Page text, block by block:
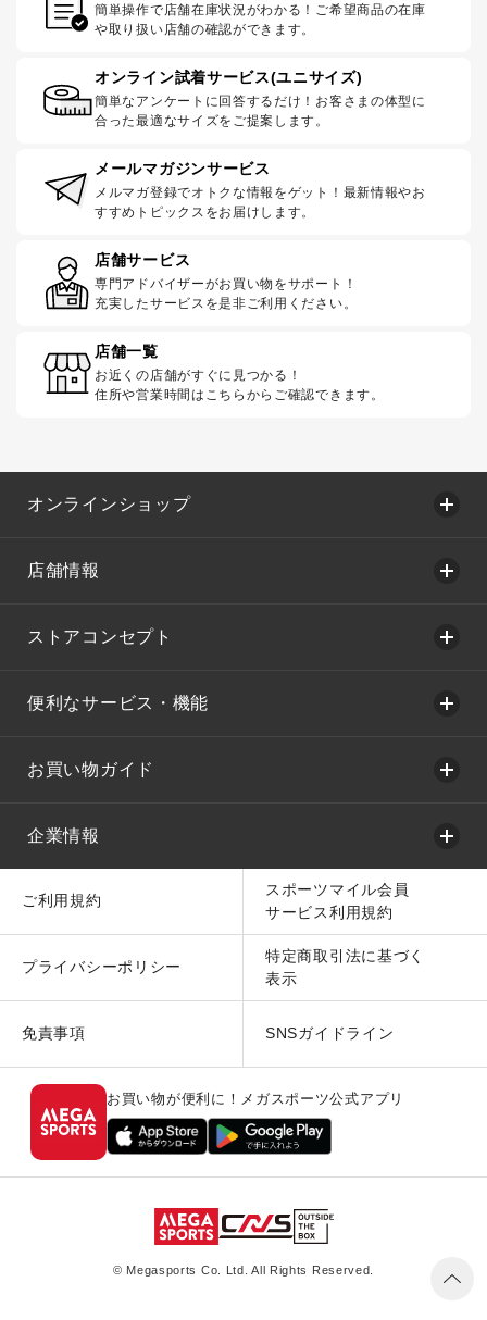
簡単操作で店舗在庫状況がわかる！ご希望商品の在庫
や取り扱い店舗の確認ができます。
オンライン試着サービス(ユニサイズ)
簡単なアンケートに回答するだけ！お客さまの体型に
合った最適なサイズをご提案します。
メールマガジンサービス
メルマガ登録でオトクな情報をゲット！最新情報やお
すすめトピックスをお届けします。
店舗サービス
専門アドバイザーがお買い物をサポート！
充実したサービスを是非ご利用ください。
店舗一覧
お近くの店舗がすぐに見つかる！
住所や営業時間はこちらからご確認できます。
オンラインショップ
店舗情報
ストアコンセプト
便利なサービス・機能
お買い物ガイド
企業情報
ご利用規約
スポーツマイル会員
サービス利用規約
プライバシーポリシー
特定商取引法に基づく
表示
免責事項 SNSガイドライン
お買い物が便利に！メガスポーツ公式アプリ
© Megasports Co. Ltd. All Rights Reserved.